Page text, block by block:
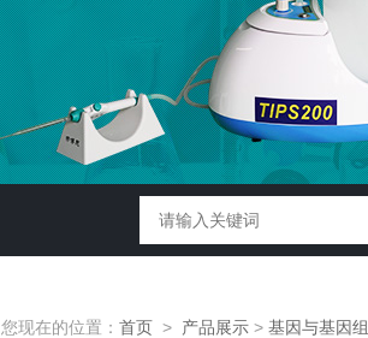
您现在的位置： 首页 > 产品展示 > 基因与基因组